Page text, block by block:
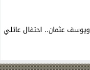
عثمان.. احتفال عائلي